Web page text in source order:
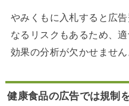
やみくもに入札すると広
なるリスクもあるため、
効果の分析が欠かせません
健康食品の広告では規制